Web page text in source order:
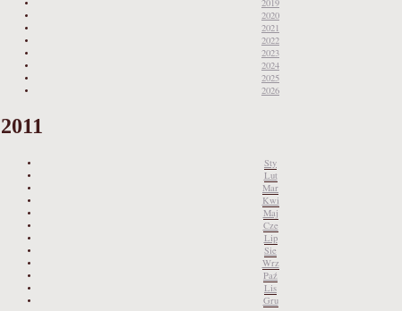
2019
2020
2021
2022
2023
2024
2025
2026
2011
Sty
Lut
Mar
Kwi
Maj
Cze
Lip
Sie
Wrz
Paź
Lis
Gru